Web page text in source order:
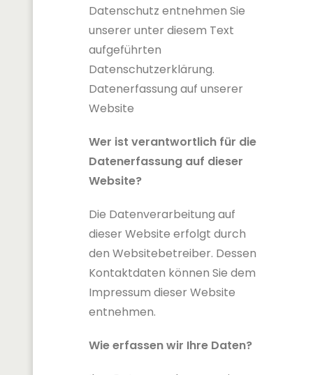
Datenschutz entnehmen Sie
unserer unter diesem Text
aufgeführten
Datenschutzerklärung.
Datenerfassung auf unserer
Website
Wer ist verantwortlich für die
Datenerfassung auf dieser
Website?
Die Datenverarbeitung auf
dieser Website erfolgt durch
den Websitebetreiber. Dessen
Kontaktdaten können Sie dem
Impressum dieser Website
entnehmen.
Wie erfassen wir Ihre Daten?